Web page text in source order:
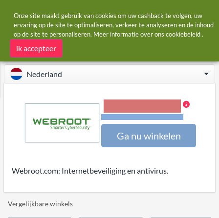
Startpagina Winkels Webroot
Webroot cashback
Nederland
Ga nu winkelen
Webroot.com: Internetbeveiliging en antivirus.
Vergelijkbare winkels
Onze site maakt gebruik van cookies om uw cashback te volgen, uw
ervaring op de site te optimaliseren, verkeer te analyseren en de inhoud
op de site te personaliseren. Meer informatie over ons cookiebeleid.
ik accepteer